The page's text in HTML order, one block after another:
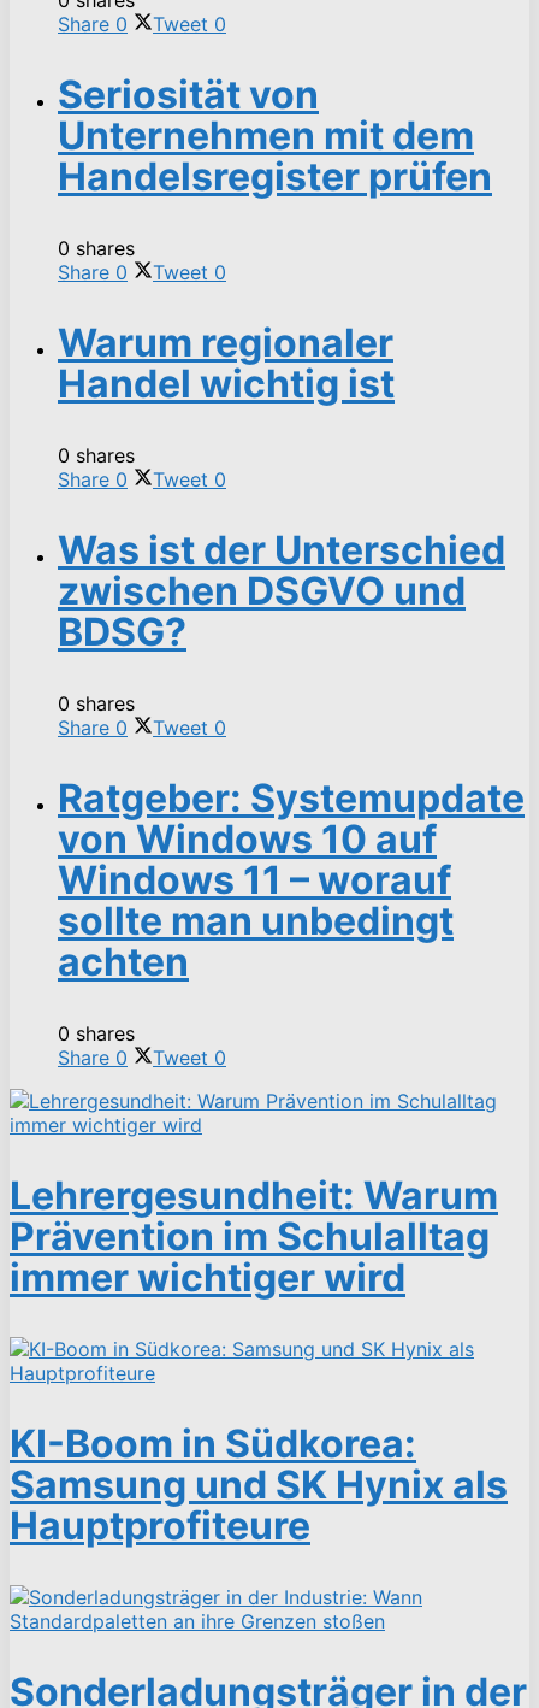
Share 0 Tweet 0
Seriosität von
Unternehmen mit dem
Handelsregister prüfen
0 shares
Share 0 Tweet 0
Warum regionaler
Handel wichtig ist
0 shares
Share 0 Tweet 0
Was ist der Unterschied
zwischen DSGVO und
BDSG?
0 shares
Share 0 Tweet 0
Ratgeber: Systemupdate
von Windows 10 auf
Windows 11 – worauf
sollte man unbedingt
achten
0 shares
Share 0 Tweet 0
Lehrergesundheit: Warum
Prävention im Schulalltag
immer wichtiger wird
KI-Boom in Südkorea:
Samsung und SK Hynix als
Hauptprofiteure
Sonderladungsträger in der